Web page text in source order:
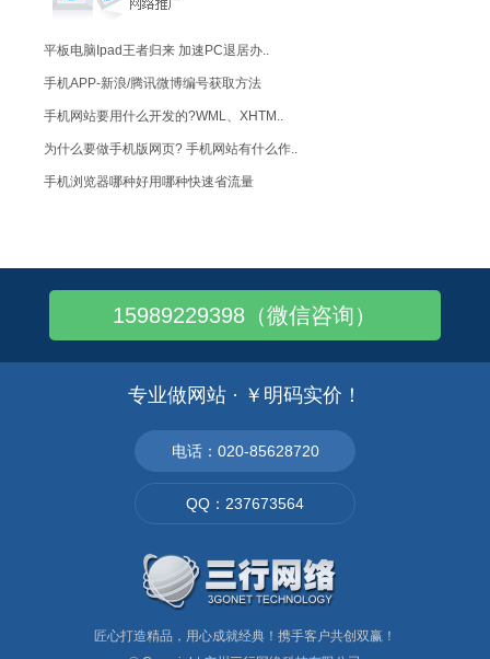
平板电脑Ipad王者归来 加速PC退居办..
手机APP-新浪/腾讯微博编号获取方法
手机网站要用什么开发的?WML、XHTM..
为什么要做手机版网页? 手机网站有什么作..
手机浏览器哪种好用哪种快速省流量
手机网站如何制作以及推广技巧是什么？
谈谈最流行的web设计趋势：网页设计新趋..
如何制作手机网站,手机网站有哪些功能栏目
15989229398（微信咨询）
专业做网站 · ￥明码实价！
电话：020-85628720
QQ：237673564
匠心打造精品，用心成就经典！携手客户共创双赢！